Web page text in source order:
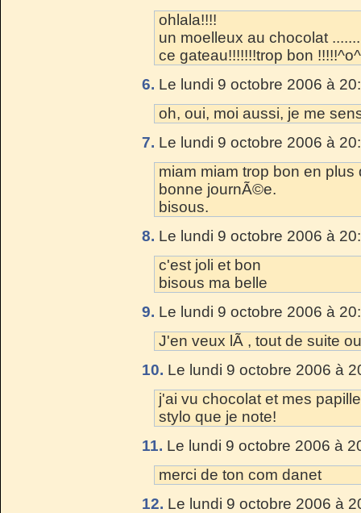
ohlala!!!!
un moelleux au chocolat
ce gateau!!!!!!!trop bon !!!!!^o^
6. Le lundi 9 octobre 2006 à
oh, oui, moi aussi, je me
7. Le lundi 9 octobre 2006 à
miam miam trop bon en plus
bonne journÃ©e.
bisous.
8. Le lundi 9 octobre 2006 à
c'est joli et bon
bisous ma belle
9. Le lundi 9 octobre 2006 à
J'en veux lÃ , tout de suite
10. Le lundi 9 octobre 2006 à
j'ai vu chocolat et mes
stylo que je note!
11. Le lundi 9 octobre 2006 à
merci de ton com danet
12. Le lundi 9 octobre 2006 à